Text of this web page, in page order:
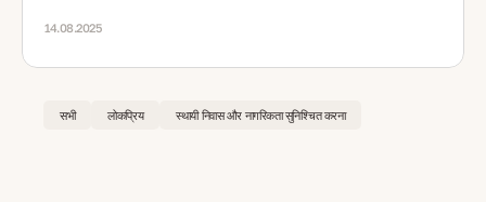
14.08.2025
सभी लोकप्रिय स्थायी निवास और नागरिकता सुनिश्चित करना